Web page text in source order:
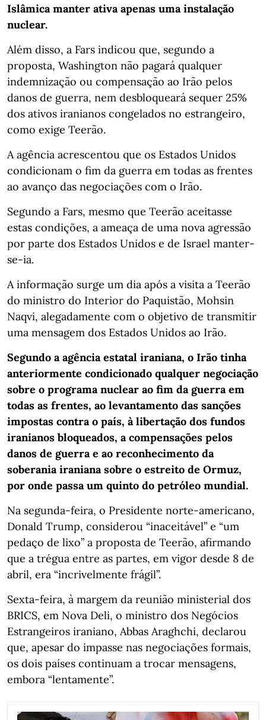
Islâmica manter ativa apenas uma instalação
nuclear.
Além disso, a Fars indicou que, segundo a
proposta, Washington não pagará qualquer
indemnização ou compensação ao Irão pelos
danos de guerra, nem desbloqueará sequer 25%
dos ativos iranianos congelados no estrangeiro,
como exige Teerão.
A agência acrescentou que os Estados Unidos
condicionam o fim da guerra em todas as frentes
ao avanço das negociações com o Irão.
Segundo a Fars, mesmo que Teerão aceitasse
estas condições, a ameaça de uma nova agressão
por parte dos Estados Unidos e de Israel manter-
se-ia.
A informação surge um dia após a visita a Teerão
do ministro do Interior do Paquistão, Mohsin
Naqvi, alegadamente com o objetivo de transmitir
uma mensagem dos Estados Unidos ao Irão.
Segundo a agência estatal iraniana, o Irão tinha
anteriormente condicionado qualquer negociação
sobre o programa nuclear ao fim da guerra em
todas as frentes, ao levantamento das sanções
impostas contra o país, à libertação dos fundos
iranianos bloqueados, a compensações pelos
danos de guerra e ao reconhecimento da
soberania iraniana sobre o estreito de Ormuz,
por onde passa um quinto do petróleo mundial.
Na segunda-feira, o Presidente norte-americano,
Donald Trump, considerou “inaceitável” e “um
pedaço de lixo” a proposta de Teerão, afirmando
que a trégua entre as partes, em vigor desde 8 de
abril, era “incrivelmente frágil”.
Sexta-feira, à margem da reunião ministerial dos
BRICS, em Nova Deli, o ministro dos Negócios
Estrangeiros iraniano, Abbas Araghchi, declarou
que, apesar do impasse nas negociações formais,
os dois países continuam a trocar mensagens,
embora “lentamente”.